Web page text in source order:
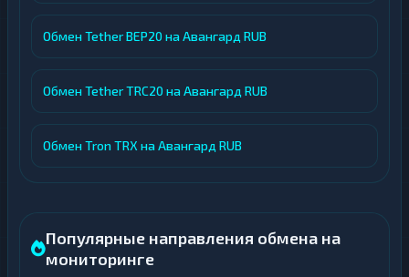
Обмен Tether BEP20 на Авангард RUB
Обмен Tether TRC20 на Авангард RUB
Обмен Tron TRX на Авангард RUB
Популярные направления обмена на
мониторинге